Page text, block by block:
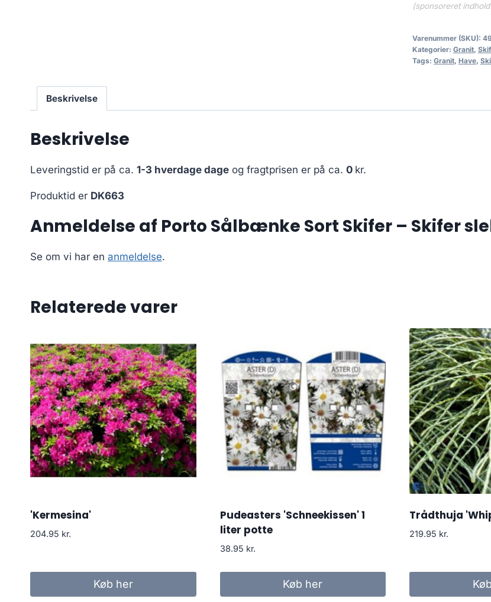
(sponsoreret
Varenummer (SKU):
Kategorier: Granit,
Tags: Granit, Have,
Beskrivelse
Beskrivelse
Leveringstid er på ca. 1-3 hverdage dage og fragtprisen er på ca. 0 kr.
Produktid er DK663
Anmeldelse af Porto Sålbænke Sort Skifer – Skifer
Se om vi har en anmeldelse.
Relaterede varer
'Kermesina'
204.95 kr.
Køb her
Pudeasters 'Schneekissen' 1
liter potte
38.95 kr.
Køb her
Trådthuja
219.95 kr.